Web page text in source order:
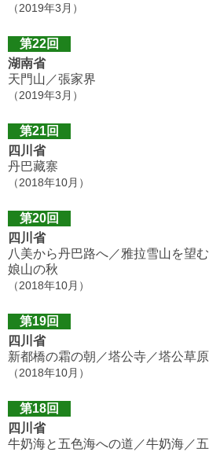
（2019年3月）
第22回
湖南省
天門山／張家界
（2019年3月）
第21回
四川省
丹巴藏寨
（2018年10月）
第20回
四川省
八美から丹巴路へ／雅拉雪山を望
娘山の秋
（2018年10月）
第19回
四川省
新都橋の霜の朝／塔公寺／塔公草原
（2018年10月）
第18回
四川省
牛奶海と五色海への道／牛奶海／